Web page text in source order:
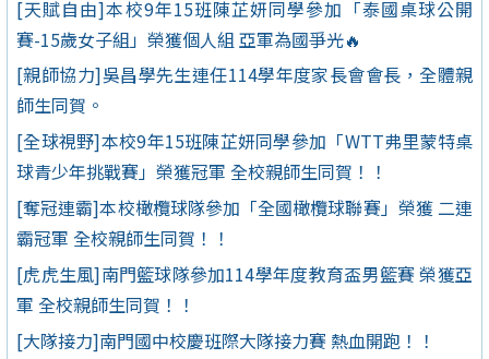
[天賦自由]本校9年15班陳芷妍同學參加「泰國桌球公開
賽-15歲女子組」榮獲個人組 亞軍為國爭光🔥
[親師協力]吳昌學先生連任114學年度家長會會長，全體親
師生同賀。
[全球視野]本校9年15班陳芷妍同學參加「WTT弗里蒙特桌
球青少年挑戰賽」榮獲冠軍 全校親師生同賀！！
[奪冠連霸]本校橄欖球隊參加「全國橄欖球聯賽」榮獲 二連
霸冠軍 全校親師生同賀！！
[虎虎生風]南門籃球隊參加114學年度教育盃男籃賽 榮獲亞
軍 全校親師生同賀！！
[大隊接力]南門國中校慶班際大隊接力賽 熱血開跑！！